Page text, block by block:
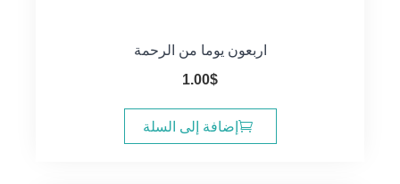
اربعون يوما من الرحمة
1.00$
إضافة إلى السلة